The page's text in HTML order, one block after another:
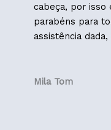
cabeça, por isso
parabéns para
assistência
Mila Tom